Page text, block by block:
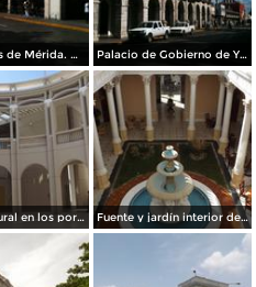
Los Portales de Mérida. Diciembre/2014 Palacio de Gobierno de Yucatán. Diciembre/2014
Centro Cultural en los portales de Mérida. Diciembre/2014 Fuente y jardín interior del Hotel Misión Mérida. Diciembre/2014